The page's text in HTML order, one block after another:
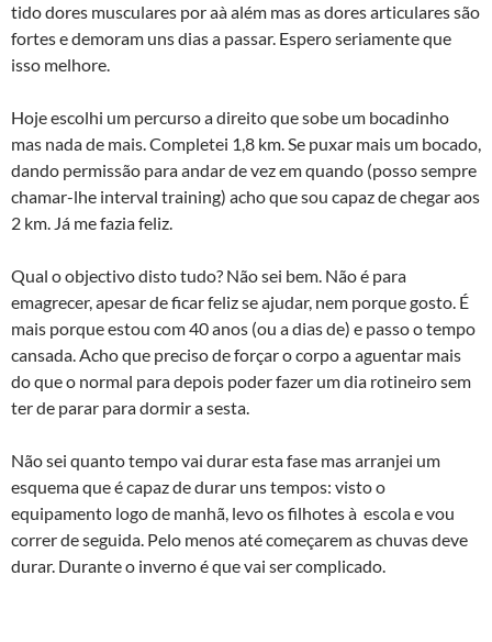
tido dores musculares por aà­ além mas as dores articulares são
fortes e demoram uns dias a passar. Espero seriamente que
isso melhore.
Hoje escolhi um percurso a direito que sobe um bocadinho
mas nada de mais. Completei 1,8 km. Se puxar mais um bocado,
dando permissão para andar de vez em quando (posso sempre
chamar-lhe interval training) acho que sou capaz de chegar aos
2 km. Já me fazia feliz.
Qual o objectivo disto tudo? Não sei bem. Não é para
emagrecer, apesar de ficar feliz se ajudar, nem porque gosto. É
mais porque estou com 40 anos (ou a dias de) e passo o tempo
cansada. Acho que preciso de forçar o corpo a aguentar mais
do que o normal para depois poder fazer um dia rotineiro sem
ter de parar para dormir a sesta.
Não sei quanto tempo vai durar esta fase mas arranjei um
esquema que é capaz de durar uns tempos: visto o
equipamento logo de manhã, levo os filhotes à escola e vou
correr de seguida. Pelo menos até começarem as chuvas deve
durar. Durante o inverno é que vai ser complicado.